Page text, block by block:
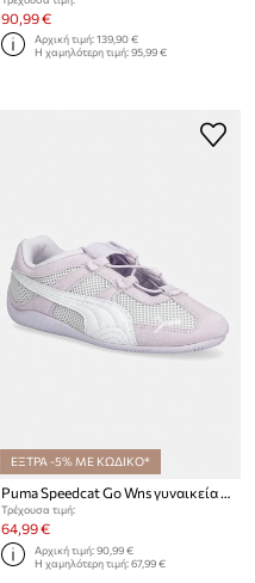
90,99 €
Αρχική τιμή:139,90 €
Η χαμηλότερη τιμή:95,99 €
ΕΞΤΡΑ -5% ΜΕ ΚΩΔΙΚΟ*
Puma Speedcat Go Wns γυναικεία sneakers
Τρέχουσα τιμή:
64,99 €
Αρχική τιμή:90,99 €
Η χαμηλότερη τιμή:67,99 €